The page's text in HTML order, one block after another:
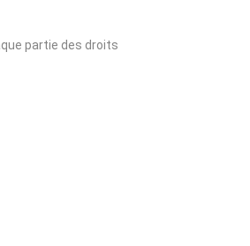
partie des droits